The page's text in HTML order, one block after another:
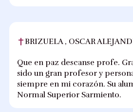
BRIZUELA , OSCAR
Que en paz descanse profe.
sido un gran profesor y
siempre en mi corazón. Su
Normal Superior Sarmiento.